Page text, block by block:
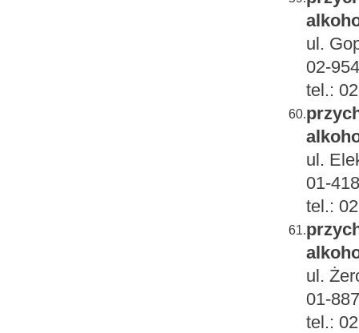
ul.
02-
tel.:
60.
ul.
01-
tel.:
61.
ul.
01-
tel.: